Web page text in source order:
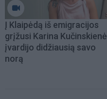
Į Klaipėdą iš emigracijos
grįžusi Karina Kučinskienė
įvardijo didžiausią savo
norą